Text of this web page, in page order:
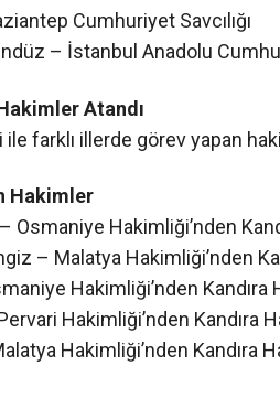
farklı illerde görev yapan
Osmaniye Hakimliği’nden
– Malatya Hakimliği’nden
Hakimliği’nden Kandıra
Hakimliği’nden Kandıra
Hakimliği’nden Kandıra
Görevlendirildi
Cumhuriyet Başsavcılığı